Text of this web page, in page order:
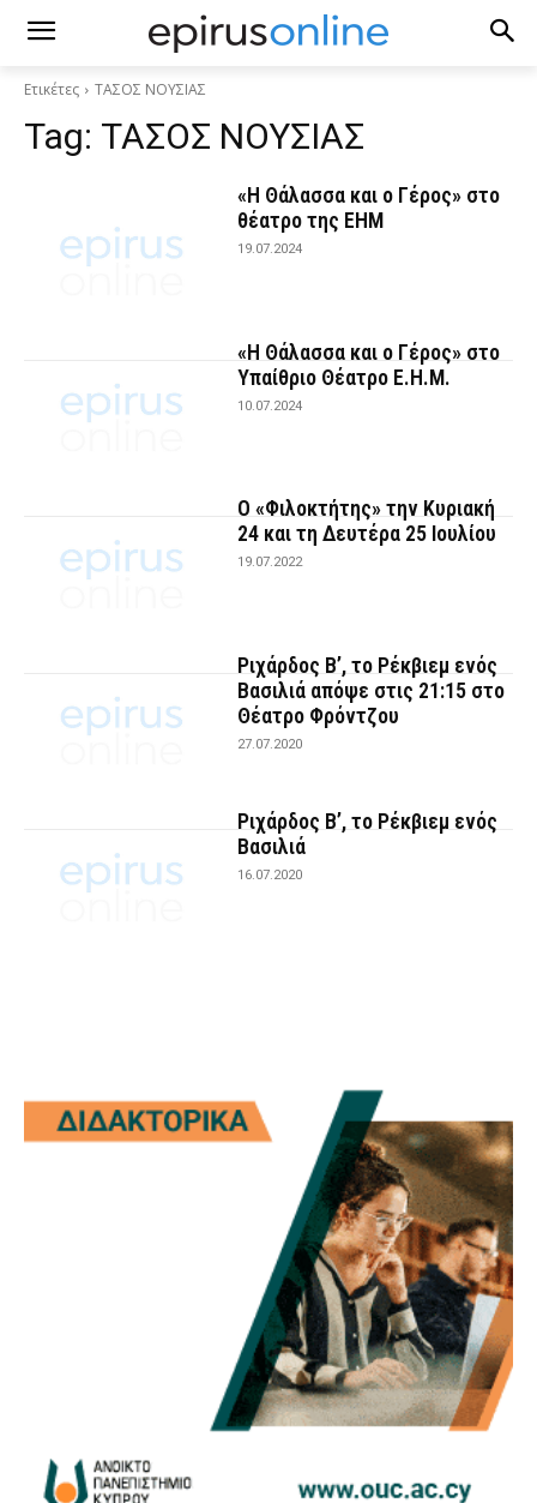
Ετικέτες ΤΑΣΟΣ ΝΟΥΣΙΑΣ
Tag: ΤΑΣΟΣ ΝΟΥΣΙΑΣ
«Η Θάλασσα και ο Γέρος» στο
θέατρο της ΕΗΜ
19.07.2024
«Η Θάλασσα και ο Γέρος» στο
Υπαίθριο Θέατρο Ε.Η.Μ.
10.07.2024
O «Φιλοκτήτης» την Κυριακή
24 και τη Δευτέρα 25 Ιουλίου
19.07.2022
Ριχάρδος Β’, το Ρέκβιεμ ενός
Βασιλιά απόψε στις 21:15 στο
Θέατρο Φρόντζου
27.07.2020
Ριχάρδος Β’, το Ρέκβιεμ ενός
Βασιλιά
16.07.2020